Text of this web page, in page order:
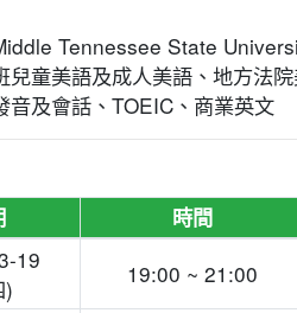
Tennessee State
兒童美語及成人美語、地方法
音及會話、TOEIC、商業英文
時間
19
)
19:00 ~ 21:00